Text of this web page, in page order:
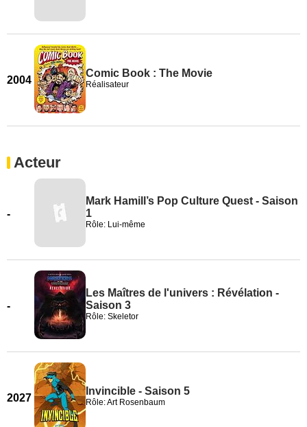
2004
Comic Book : The Movie
Réalisateur
Acteur
-
Mark Hamill’s Pop Culture Quest - Saison
1
Rôle: Lui-même
-
Les Maîtres de l'univers : Révélation -
Saison 3
Rôle: Skeletor
2027
Invincible - Saison 5
Rôle: Art Rosenbaum